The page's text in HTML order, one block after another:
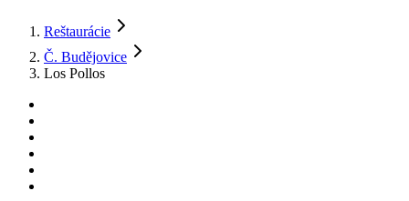
Reštaurácie
Č. Budějovice
Los Pollos